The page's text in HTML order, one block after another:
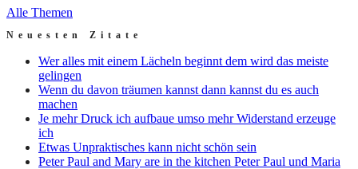
Alle Themen
Neuesten Zitate
Wer alles mit einem Lächeln beginnt dem wird das meiste
gelingen
Wenn du davon träumen kannst dann kannst du es auch
machen
Je mehr Druck ich aufbaue umso mehr Widerstand erzeuge
ich
Etwas Unpraktisches kann nicht schön sein
Peter Paul and Mary are in the kitchen Peter Paul und Maria